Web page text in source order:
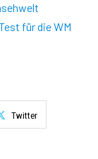
für die WM
Twitter